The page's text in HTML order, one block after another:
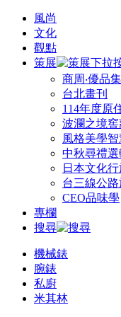
風尚
文化
觀點
策展
商周‧優品集
台北畫刊
114年度原
波瀾之境
風格美學
中秋尋禮選
日本文化行
台三線公路
CEO品味學
專欄
搜尋
機械錶
腕錶
私廚
米其林